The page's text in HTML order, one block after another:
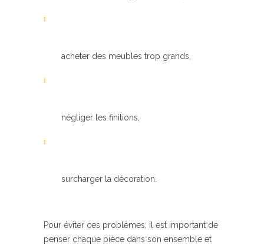
acheter des meubles trop grands,
négliger les finitions,
surcharger la décoration.
Pour éviter ces problèmes, il est important de
penser chaque pièce dans son ensemble et